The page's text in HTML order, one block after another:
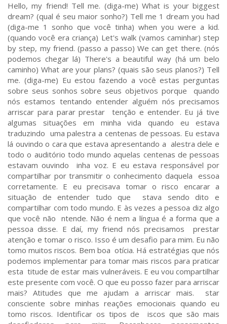
Hello, my friend! Tell me. (diga-me) What is your biggest
dream? (qual é seu maior sonho?) Tell me 1 dream you had
(diga-me 1 sonho que você tinha) when you were a kid.
(quando você era criança) Let's walk (vamos caminhar) step
by step, my friend. (passo a passo) We can get there. (nós
podemos chegar lá) There's a beautiful way (há um belo
caminho) What are your plans? (quais são seus planos?) Tell
me. (diga-me) Eu estou fazendo a você estas perguntas
sobre seus sonhos sobre seus objetivos porque quando
nós estamos tentando entender alguém nós precisamos
arriscar para parar prestar tenção e entender. Eu já tive
algumas situações em minha vida quando eu estava
traduzindo uma palestra a centenas de pessoas. Eu estava
lá ouvindo o cara que estava apresentando a alestra dele e
todo o auditório todo mundo aquelas centenas de pessoas
estavam ouvindo inha voz. E eu estava responsável por
compartilhar por transmitir o conhecimento daquela essoa
corretamente. E eu precisava tomar o risco encarar a
situação de entender tudo que stava sendo dito e
compartilhar com todo mundo. E às vezes a pessoa diz algo
que você não ntende. Não é nem a língua é a forma que a
pessoa disse. E daí, my friend nós precisamos prestar
atenção e tomar o risco. Isso é um desafio para mim. Eu não
tomo muitos riscos. Bem boa otícia. Há estratégias que nós
podemos implementar para tomar mais riscos para praticar
esta titude de estar mais vulneráveis. E eu vou compartilhar
este presente com você. O que eu posso fazer para arriscar
mais? Atitudes que me ajudam a arriscar mais. star
consciente sobre minhas reações emocionais quando eu
tomo riscos. Identificar os tipos de iscos que são mais